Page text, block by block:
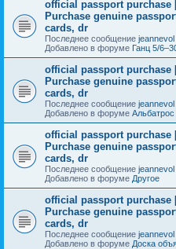
official passport purchase
Purchase genuine
cards, dr
Последнее сообщение jeannevol
Добавлено в форуме Ганц 5/
official passport purchase
Purchase genuine
cards, dr
Последнее сообщение jeannevol
Добавлено в форуме Альбатрос
official passport purchase
Purchase genuine
cards, dr
Последнее сообщение jeannevol
Добавлено в форуме Другое
official passport purchase
Purchase genuine
cards, dr
Последнее сообщение jeannevol
Добавлено в форуме Доска